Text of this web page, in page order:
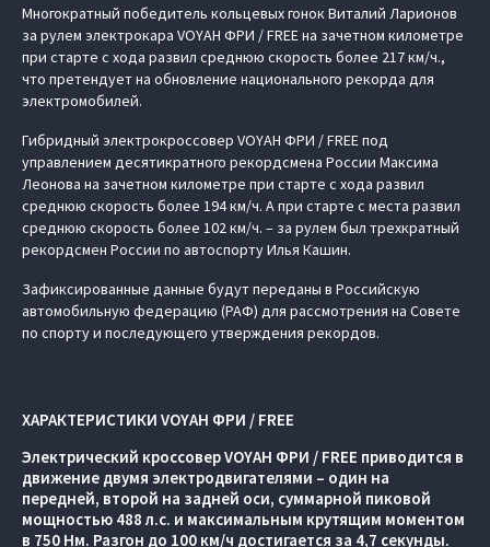
Многократный победитель кольцевых гонок Виталий Ларионов
за рулем электрокара VOYAH ФРИ / FREE на зачетном километре
при старте с хода развил среднюю скорость более 217 км/ч.,
что претендует на обновление национального рекорда для
электромобилей.
Гибридный электрокроссовер VOYAH ФРИ / FREE под
управлением десятикратного рекордсмена России Максима
Леонова на зачетном километре при старте с хода развил
среднюю скорость более 194 км/ч. А при старте с места развил
среднюю скорость более 102 км/ч. – за рулем был трехкратный
рекордсмен России по автоспорту Илья Кашин.
Зафиксированные данные будут переданы в Российскую
автомобильную федерацию (РАФ) для рассмотрения на Совете
по спорту и последующего утверждения рекордов.
ХАРАКТЕРИСТИКИ VOYAH ФРИ / FREE
Электрический кроссовер VOYAH ФРИ / FREE приводится в
движение двумя электродвигателями – один на
передней, второй на задней оси, суммарной пиковой
мощностью 488 л.с. и максимальным крутящим моментом
в 750 Нм. Разгон до 100 км/ч достигается за 4,7 секунды.